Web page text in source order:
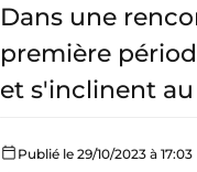
Dans une
première
et s'inclinent
Publié le 29/10/2023 à 17:03